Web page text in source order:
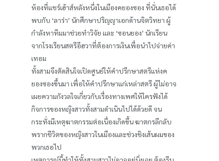
ห้องที่แชร์เฮ้าส์หลังหนึ่งในเมืองคยองซอง ที่นั่นเธอได้
พบกับ ‘ลาร่า’ นักศึกษาปริญญาเอกด้านจิตวิทยา ผู้
กำลังหาทีมมาช่วยทำวิจัย และ ‘ซอนยอง’ นักเรียน
จากโรงเรียนสตรีอีฮวาที่ต้องการเงินเพื่อนำไปจ่ายค่า
เทอม
ทั้งสามจึงตัดสินใจเปิดศูนย์ให้คำปรึกษาสตรีแห่งค
ยองซองขึ้นมา เพื่อให้คำปรึกษาแก่เหล่าสตรี ผู้ไม่อาจ
เผยความกังวลใจเกี่ยวกับเรื่องทางเพศให้ใครฟังได้
กิจการของหญิงสาวทั้งสามดำเนินไปได้ด้วยดี จน
กระทั่งมีเหตุฆาตกรรมต่อเนื่องเกิดขึ้น ฆาตกรลึกลับ
พรากชีวิตของหญิงสาวในเมืองและช่วงชิงเส้นผมของ
พวกเธอไป